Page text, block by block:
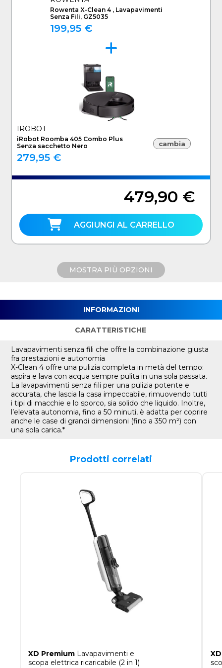
Rowenta X-Clean 4 , Lavapavimenti
Senza Fili, GZ5035
199,95 €
IROBOT
iRobot Roomba 405 Combo Plus
Senza sacchetto Nero
279,95 €
cambia
479,90 €
AGGIUNGI AL CARRELLO
MOSTRA PIÙ OPZIONI
INFORMAZIONI
CARATTERISTICHE
Lavapavimenti senza fili che offre la combinazione giusta
fra prestazioni e autonomia
X-Clean 4 offre una pulizia completa in metà del tempo:
aspira e lava con acqua sempre pulita in una sola passata.
La lavapavimenti senza fili per una pulizia potente e
accurata, che lascia la casa impeccabile, rimuovendo tutti
i tipi di macchie e lo sporco, sia solido che liquido. Inoltre,
l’elevata autonomia, fino a 50 minuti, è adatta per coprire
anche le case di grandi dimensioni (fino a 350 m²) con
una sola carica.*
Prodotti correlati
XD Premium Lavapavimenti e
scopa elettrica ricaricabile (2 in 1)